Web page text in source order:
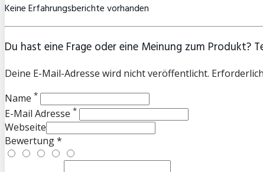
Keine Erfahrungsberichte vorhanden
Du hast eine Frage oder eine Meinung zum Produkt?
Deine E-Mail-Adresse wird nicht veröffentlicht.
Name *
E-Mail Adresse *
Webseite
Bewertung *